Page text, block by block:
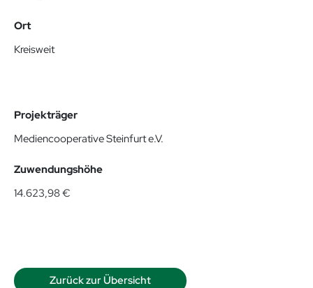
Ort
Kreisweit
Projekträger
Mediencooperative Steinfurt e.V.
Zuwendungshöhe
14.623,98 €
Zurück zur Übersicht